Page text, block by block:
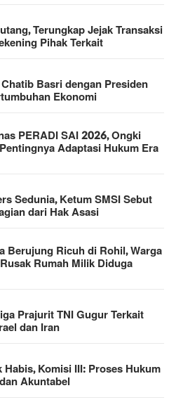
Terungkap Jejak Transaksi
Pihak Terkait
Basri dengan Presiden
Ekonomi
PERADI SAI 2026, Ongki
Adaptasi Hukum Era
Sedunia, Ketum SMSI Sebut
dari Hak Asasi
Berujung Ricuh di Rohil, Warga
Rumah Milik Diduga
Prajurit TNI Gugur Terkait
dan Iran
Komisi III: Proses Hukum
Akuntabel